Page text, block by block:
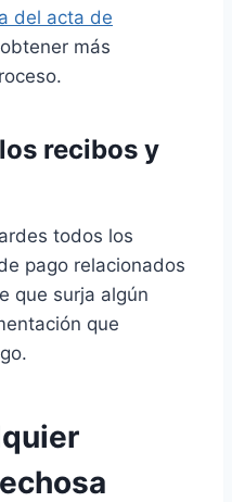
del acta de
más
recibos y
todos los
pago relacionados
que surja algún
que